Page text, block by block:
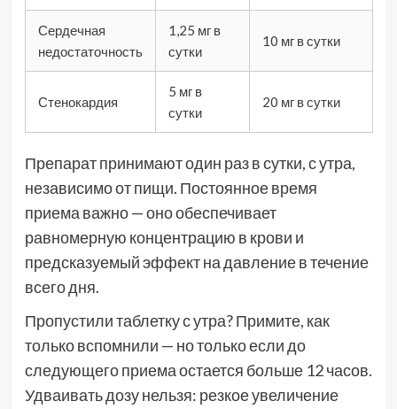
Сердечная
недостаточность
1,25 мг в
сутки
10 мг в сутки
Стенокардия
5 мг в
сутки
20 мг в сутки
Препарат принимают один раз в сутки, с утра,
независимо от пищи. Постоянное время
приема важно — оно обеспечивает
равномерную концентрацию в крови и
предсказуемый эффект на давление в течение
всего дня.
Пропустили таблетку с утра? Примите, как
только вспомнили — но только если до
следующего приема остается больше 12 часов.
Удваивать дозу нельзя: резкое увеличение